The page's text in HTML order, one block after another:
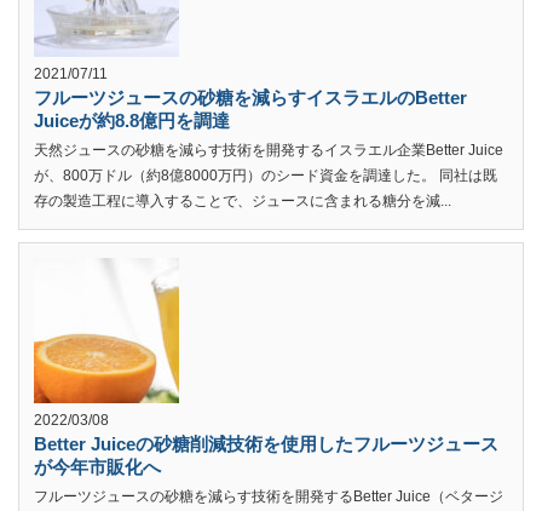
2021/07/11
フルーツジュースの砂糖を減らすイスラエルのBetter
Juiceが約8.8億円を調達
天然ジュースの砂糖を減らす技術を開発するイスラエル企業Better Juice
が、800万ドル（約8億8000万円）のシード資金を調達した。 同社は既
存の製造工程に導入することで、ジュースに含まれる糖分を減...
2022/03/08
Better Juiceの砂糖削減技術を使用したフルーツジュース
が今年市販化へ
フルーツジュースの砂糖を減らす技術を開発するBetter Juice（ベタージ